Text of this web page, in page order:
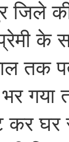
जिले
के
तक
गया
कर